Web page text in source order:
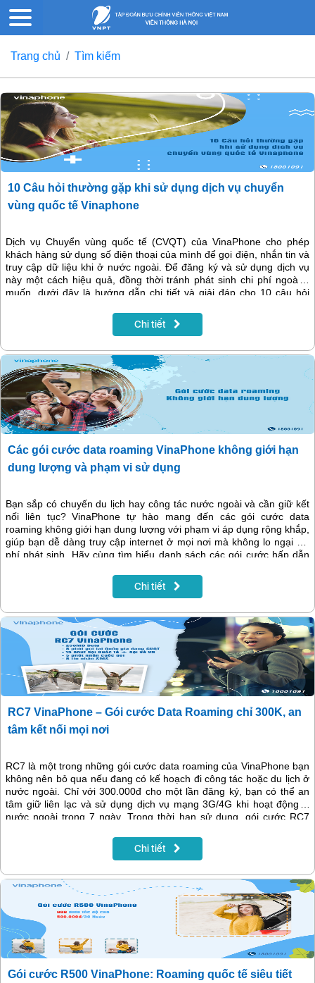
Trang chủ Tìm kiếm
10 Câu hỏi thường gặp khi sử dụng dịch vụ chuyển
vùng quốc tế Vinaphone
Dịch vụ Chuyển vùng quốc tế (CVQT) của VinaPhone cho phép
khách hàng sử dụng số điện thoại của mình để gọi điện, nhắn tin và
truy cập dữ liệu khi ở nước ngoài. Để đăng ký và sử dụng dịch vụ
này một cách hiệu quả, đồng thời tránh phát sinh chi phí ngoài ý
muốn, dưới đây là hướng dẫn chi tiết và giải đáp cho 10 câu hỏi
Chi tiết
Các gói cước data roaming VinaPhone không giới hạn
dung lượng và phạm vi sử dụng
Bạn sắp có chuyến du lịch hay công tác nước ngoài và cần giữ kết
nối liên tục? VinaPhone tự hào mang đến các gói cước data
roaming không giới hạn dung lượng với phạm vi áp dụng rộng khắp,
giúp bạn dễ dàng truy cập internet ở mọi nơi mà không lo ngại chi
phí phát sinh. Hãy cùng tìm hiểu danh sách các gói cước hấp dẫn
Chi tiết
RC7 VinaPhone – Gói cước Data Roaming chỉ 300K, an
tâm kết nối mọi nơi
RC7 là một trong những gói cước data roaming của VinaPhone bạn
không nên bỏ qua nếu đang có kế hoạch đi công tác hoặc du lịch ở
nước ngoài. Chỉ với 300.000đ cho một lần đăng ký, bạn có thể an
tâm giữ liên lạc và sử dụng dịch vụ mạng 3G/4G khi hoạt động ở
nước ngoài trong 7 ngày. Trong thời hạn sử dụng, gói cước RC7
tìm hiểu thông tin ưu đãi và cách đăng ký cụ thể của gói RC7 qua
Chi tiết
Gói cước R500 VinaPhone: Roaming quốc tế siêu tiết